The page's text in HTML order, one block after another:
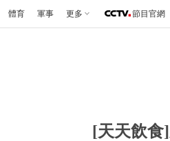
體育 軍事 更多 節目官網
[天天飲食